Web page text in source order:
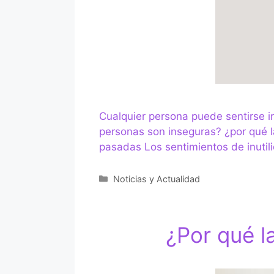
Cualquier persona puede sentirse
personas son inseguras? ¿por
pasadas Los sentimientos de
Categorías
Noticias y Actualidad
¿Por qué